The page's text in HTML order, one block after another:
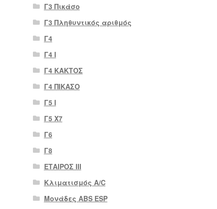
Γ3 Πικάσο
Γ3 Πληθυντικός αριθμός
Γ4
Γ4 Ι
Γ4 ΚΑΚΤΟΣ
Γ4 ΠΙΚΑΣΟ
Γ5 Ι
Γ5 Χ7
Γ6
Γ8
ΕΤΑΙΡΟΣ III
Κλιματισμός A/C
Μονάδες ABS ESP